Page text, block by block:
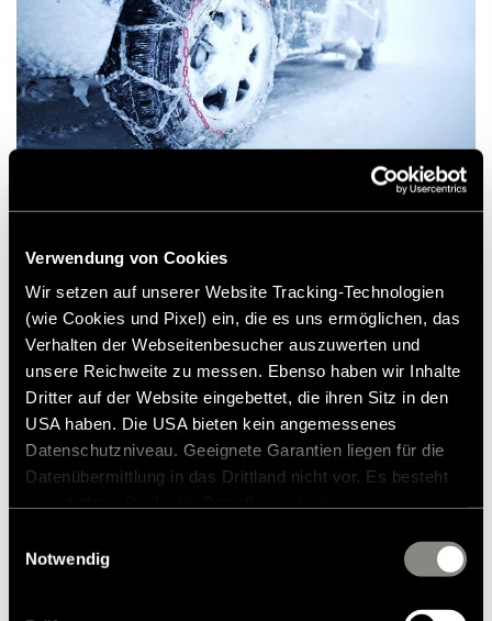
Verwendung von Cookies
Wir setzen auf unserer Website Tracking-Technologien
(wie Cookies und Pixel) ein, die es uns ermöglichen, das
Verhalten der Webseitenbesucher auszuwerten und
unsere Reichweite zu messen. Ebenso haben wir Inhalte
Dritter auf der Website eingebettet, die ihren Sitz in den
USA haben. Die USA bieten kein angemessenes
Datenschutzniveau. Geeignete Garantien liegen für die
Datenübermittlung in das Drittland nicht vor. Es besteht
zustehen. Eingesetzte Dienstleister können Daten für
zusammenführen. Weitere Informationen finden Sie in
Notwendig
Weiter. Aber vorsichtig.
Die Nacht kommt im Norden meist schneller
als man denkt. Viel Zeit bleibt da nicht, einen
passenden Übernachtungsplatz zu suchen.
Und einfach am Straßenrand campen ist in
Island nicht erlaubt.
Also, nichts wie los zur nächsten bewohnten
Küste – wegen des Sturms allerdings nur im
Schritttempo. Zu allem Überfluss verwandelt
sich die ausgebaute Bundesstraße plötzlich
in eine überflutete Schotterpiste. Aber ein